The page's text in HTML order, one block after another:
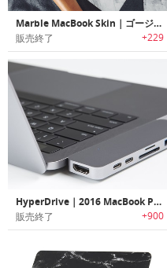
Marble MacBook Skin｜ゴージャスな大理石模様のMacBookスキンシール
販売終了 +229
HyperDrive｜2016 MacBook Pro用ハイスピードアダプター「ハイパードライブ」
販売終了 +900